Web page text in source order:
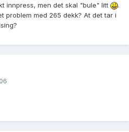
innpress, men det skal "bule" litt
.
problem med 265 dekk? At det tar i